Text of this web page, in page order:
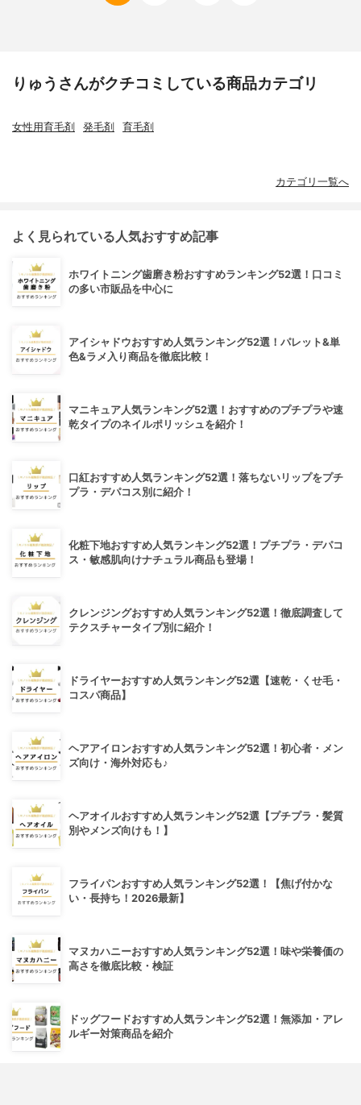
りゅうさんがクチコミしている商品カテゴリ
女性用育毛剤 発毛剤 育毛剤
カテゴリ一覧へ
よく見られている人気おすすめ記事
ホワイトニング歯磨き粉おすすめランキング52選！口コミ
の多い市販品を中心に
アイシャドウおすすめ人気ランキング52選！パレット&単
色&ラメ入り商品を徹底比較！
マニキュア人気ランキング52選！おすすめのプチプラや速
乾タイプのネイルポリッシュを紹介！
口紅おすすめ人気ランキング52選！落ちないリップをプチ
プラ・デパコス別に紹介！
化粧下地おすすめ人気ランキング52選！プチプラ・デパコ
ス・敏感肌向けナチュラル商品も登場！
クレンジングおすすめ人気ランキング52選！徹底調査して
テクスチャータイプ別に紹介！
ドライヤーおすすめ人気ランキング52選【速乾・くせ毛・
コスパ商品】
ヘアアイロンおすすめ人気ランキング52選！初心者・メン
ズ向け・海外対応も♪
ヘアオイルおすすめ人気ランキング52選【プチプラ・髪質
別やメンズ向けも！】
フライパンおすすめ人気ランキング52選！【焦げ付かな
い・長持ち！2026最新】
マヌカハニーおすすめ人気ランキング52選！味や栄養価の
高さを徹底比較・検証
ドッグフードおすすめ人気ランキング52選！無添加・アレ
ルギー対策商品を紹介